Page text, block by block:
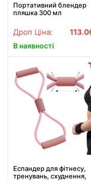
Портативний блендер
пляшка 300 мл
Переносний
мікшер
Дроп Ціна:
В наявності
Еспандер для фітнесу,
тренувань, схуднення,